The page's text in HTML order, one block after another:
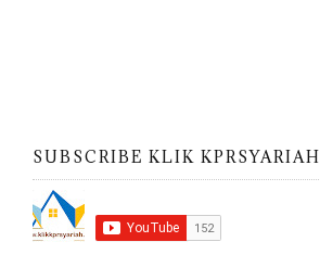
SUBSCRIBE KLIK KPRSYARIAH